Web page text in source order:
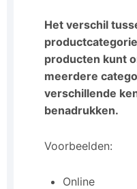
Het verschil
producten kunt
meerdere
verschillende
benadrukken.
Voorbeelden:
Online